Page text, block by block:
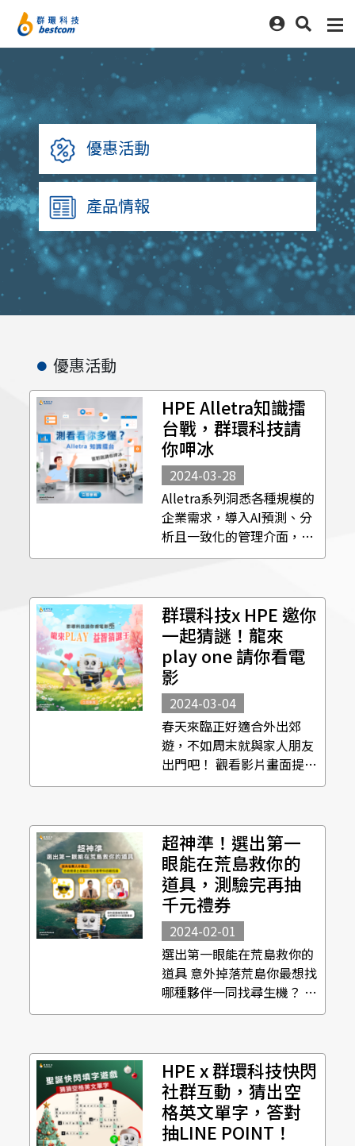
優惠活動
產品情報
優惠活動
HPE Alletra知識擂
台戰，群環科技請
你呷冰
2024-03-28
Alletra系列洞悉各種規模的
企業需求，導入AI預測、分
析且一致化的管理介面，讓
使用者無痛管理、輕鬆執行
你有多了解HPE Alletra，答
對題目就請你吃冰！ 🔹活動
日期：
2024/3/29~2024/4/5 ...
群環科技x HPE 邀你
一起猜謎！龍來
play one 請你看電
影
2024-03-04
春天來臨正好適合外出郊
遊，不如周末就與家人朋友
出門吧！ 觀看影片畫面提
示，猜出四字成語謎語 就有
看電影！ 活動時間｜
2024/3/4(一)~2024/3/10(
日) 活動資格｜限台澎金馬
地區，群環科...
超神準！選出第一
眼能在荒島救你的
道具，測驗完再抽
千元禮券
2024-02-01
選出第一眼能在荒島救你的
道具 意外掉落荒島你最想找
哪種夥伴一同找尋生機？ 參
與測驗還能抽千元禮券！ 新
裝 活動時間｜
2024/2/1(四)～
2024/2/6(二) 活動資格｜限
台澎金馬地區，群環科技
－...
HPE x 群環科技快閃
社群互動，猜出空
格英文單字，答對
抽LINE POINT！